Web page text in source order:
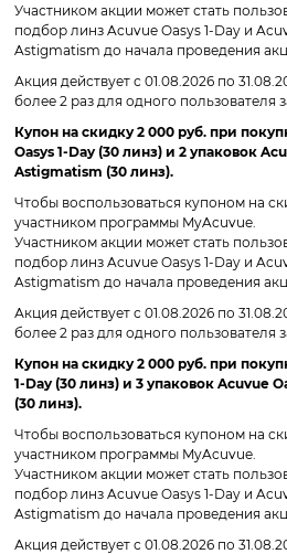
Участником акции может стать
подбор линз Acuvue Oasys 1-Day и
Astigmatism до начала проведения
Акция действует с 01.08.2026 по
более 2 раз для одного пользователя
Купон на скидку 2 000 руб. при
Oasys 1-Day (30 линз) и 2 упаковок
Astigmatism (30 линз).
Чтобы воспользоваться купоном на
участником программы MyAcuvue.
Участником акции может стать
подбор линз Acuvue Oasys 1-Day и
Astigmatism до начала проведения
Акция действует с 01.08.2026 по
более 2 раз для одного пользователя
Купон на скидку 2 000 руб. при
1-Day (30 линз) и 3 упаковок Acuvue
(30 линз).
Чтобы воспользоваться купоном на
участником программы MyAcuvue.
Участником акции может стать
подбор линз Acuvue Oasys 1-Day и
Astigmatism до начала проведения
Акция действует с 01.08.2026 по